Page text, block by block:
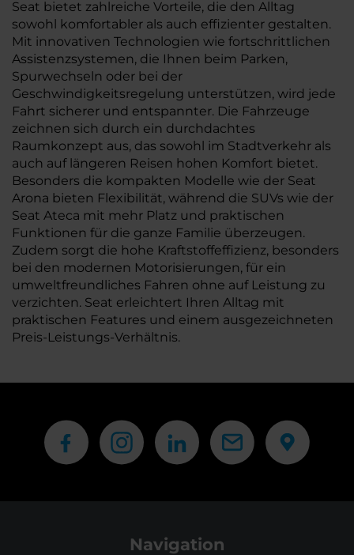
Seat bietet zahlreiche Vorteile, die den Alltag
sowohl komfortabler als auch effizienter gestalten.
Mit innovativen Technologien wie fortschrittlichen
Assistenzsystemen, die Ihnen beim Parken,
Spurwechseln oder bei der
Geschwindigkeitsregelung unterstützen, wird jede
Fahrt sicherer und entspannter. Die Fahrzeuge
zeichnen sich durch ein durchdachtes
Raumkonzept aus, das sowohl im Stadtverkehr als
auch auf längeren Reisen hohen Komfort bietet.
Besonders die kompakten Modelle wie der Seat
Arona bieten Flexibilität, während die SUVs wie der
Seat Ateca mit mehr Platz und praktischen
Funktionen für die ganze Familie überzeugen.
Zudem sorgt die hohe Kraftstoffeffizienz, besonders
bei den modernen Motorisierungen, für ein
umweltfreundliches Fahren ohne auf Leistung zu
verzichten. Seat erleichtert Ihren Alltag mit
praktischen Features und einem ausgezeichneten
Preis-Leistungs-Verhältnis.
Navigation